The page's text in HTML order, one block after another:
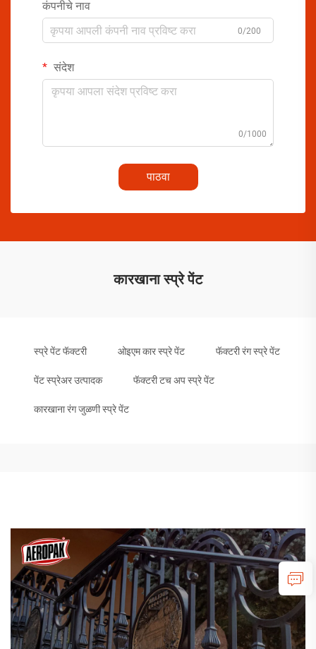
कंपनीचे नाव
0/200
संदेश
0/1000
पाठवा
कारखाना स्प्रे पेंट
स्प्रे पेंट फॅक्टरी ओइएम कार स्प्रे पेंट फॅक्टरी रंग स्प्रे पेंट
पेंट स्प्रेअर उत्पादक फॅक्टरी टच अप स्प्रे पेंट
कारखाना रंग जुळणी स्प्रे पेंट